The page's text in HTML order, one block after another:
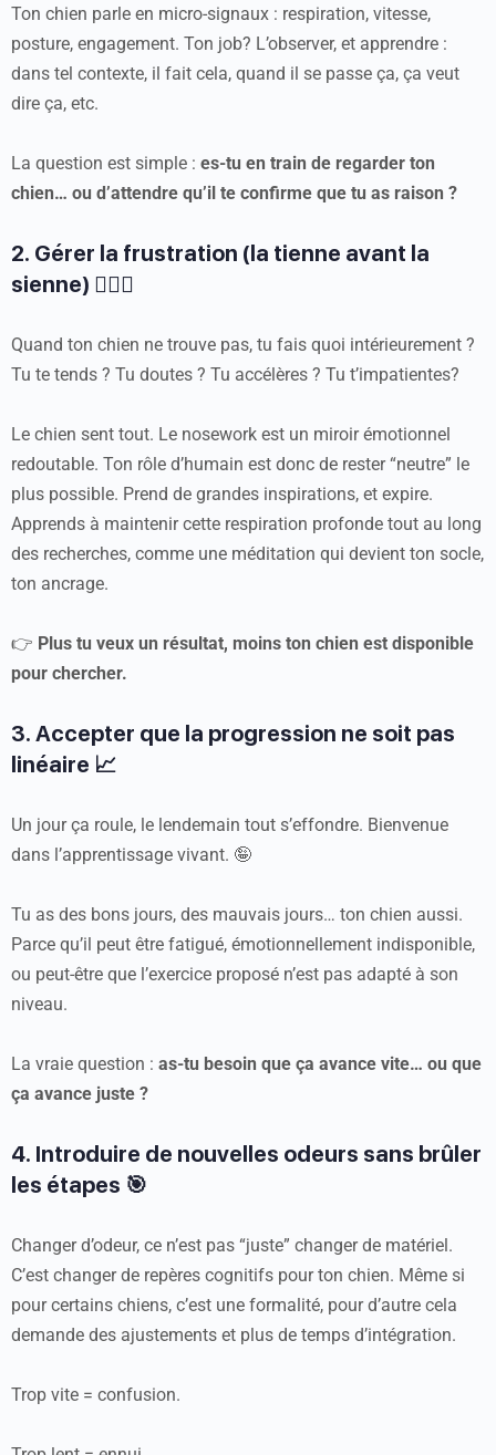
Ton chien parle en micro-signaux : respiration, vitesse,
posture, engagement. Ton job? L’observer, et apprendre :
dans tel contexte, il fait cela, quand il se passe ça, ça veut
dire ça, etc.
La question est simple : es-tu en train de regarder ton
chien… ou d’attendre qu’il te confirme que tu as raison ?
2. Gérer la frustration (la tienne avant la
sienne) 🤷🏻‍♀️
Quand ton chien ne trouve pas, tu fais quoi intérieurement ?
Tu te tends ? Tu doutes ? Tu accélères ? Tu t’impatientes?
Le chien sent tout. Le nosework est un miroir émotionnel
redoutable. Ton rôle d’humain est donc de rester “neutre” le
plus possible. Prend de grandes inspirations, et expire.
Apprends à maintenir cette respiration profonde tout au long
des recherches, comme une méditation qui devient ton socle,
ton ancrage.
👉 Plus tu veux un résultat, moins ton chien est disponible
pour chercher.
3. Accepter que la progression ne soit pas
linéaire 📈
Un jour ça roule, le lendemain tout s’effondre. Bienvenue
dans l’apprentissage vivant. 🤪
Tu as des bons jours, des mauvais jours… ton chien aussi.
Parce qu’il peut être fatigué, émotionnellement indisponible,
ou peut-être que l’exercice proposé n’est pas adapté à son
niveau.
La vraie question : as-tu besoin que ça avance vite… ou que
ça avance juste ?
4. Introduire de nouvelles odeurs sans brûler
les étapes 🎯
Changer d’odeur, ce n’est pas “juste” changer de matériel.
C’est changer de repères cognitifs pour ton chien. Même si
pour certains chiens, c’est une formalité, pour d’autre cela
demande des ajustements et plus de temps d’intégration.
Trop vite = confusion.